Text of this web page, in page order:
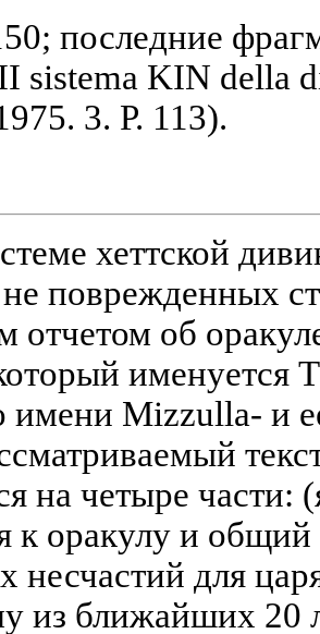
последние
sistema KIN della
3. P. 113).
хеттской
поврежденных
отчетом об
имени Mizzulla- и
на четыре
к оракулу и общий
несчастий для
из ближайших 20